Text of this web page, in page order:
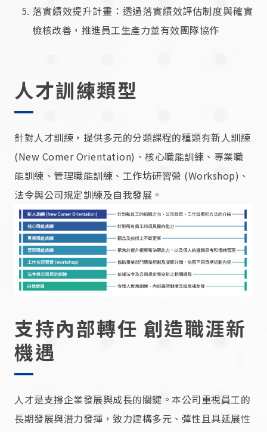
落實績效提升計畫：透過落實績效評估制度與確實
檢核改善，推進員工生產力並有效團隊協作
人才訓練類型
針對人才訓練，提供多元的分類課程的種類有新人訓練
(New Comer Orientation)、核心職能訓練、專業職
能訓練、管理職能訓練、工作坊研習營 (Workshop)、
法令與公司規定訓練及自我發展。
支持內部轉任 創造職涯新
機遇
人才是支撐企業發展與成長的關鍵。本公司重視員工的
長期發展與潛力發揮，致力建構多元、彈性且具延展性